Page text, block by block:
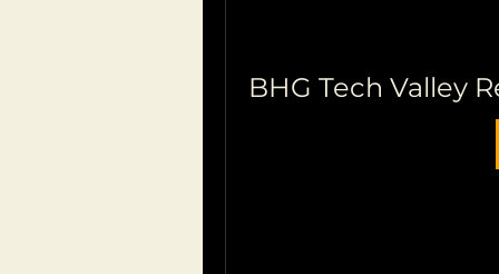
BHG Tech Valley